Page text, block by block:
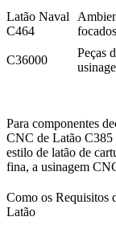
Latão Naval
C464
C36000
Peças
Para componentes
CNC de Latão C385
estilo de latão de
fina, a usinagem
Como os Requisitos
Latão